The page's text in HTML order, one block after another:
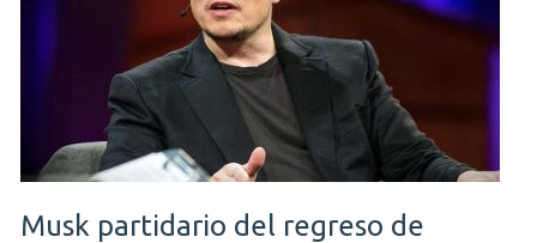
Musk partidario del regreso de